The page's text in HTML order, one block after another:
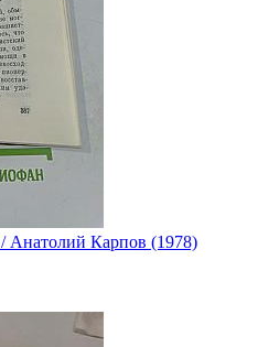
Анатолий Карпов (1978)